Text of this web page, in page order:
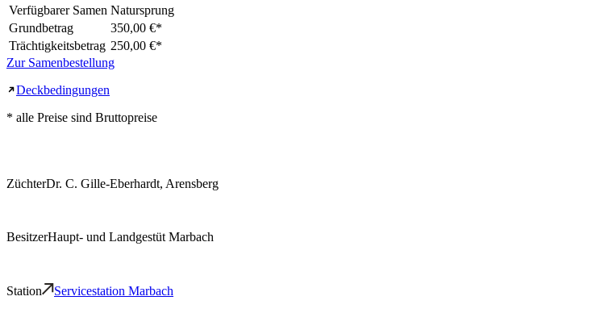
Verfügbarer Samen Natursprung
Grundbetrag
350,00 €*
Trächtigkeitsbetrag 250,00 €*
Zur Samenbestellung
Deckbedingungen
* alle Preise sind Bruttopreise
ZüchterDr. C. Gille-Eberhardt, Arensberg
BesitzerHaupt- und Landgestüt Marbach
Station Servicestation Marbach